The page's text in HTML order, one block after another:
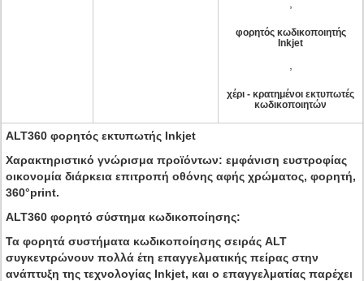
φορητός κωδικοποιητής
Inkjet
χέρι - κρατημένοι εκτυπωτές
κωδικοποιητών
ALT360 φορητός εκτυπωτής Inkjet
Χαρακτηριστικό γνώρισμα προϊόντων: εμφάνιση ευστροφίας
οικονομία διάρκεια επιτροπή οθόνης αφής χρώματος, φορητή,
360°print.
ALT360 φορητό σύστημα κωδικοποίησης:
Τα φορητά συστήματα κωδικοποίησης σειράς ALT
συγκεντρώνουν πολλά έτη επαγγελματικής πείρας στην
ανάπτυξη της τεχνολογίας Inkjet, και ο επαγγελματίας παρέχει